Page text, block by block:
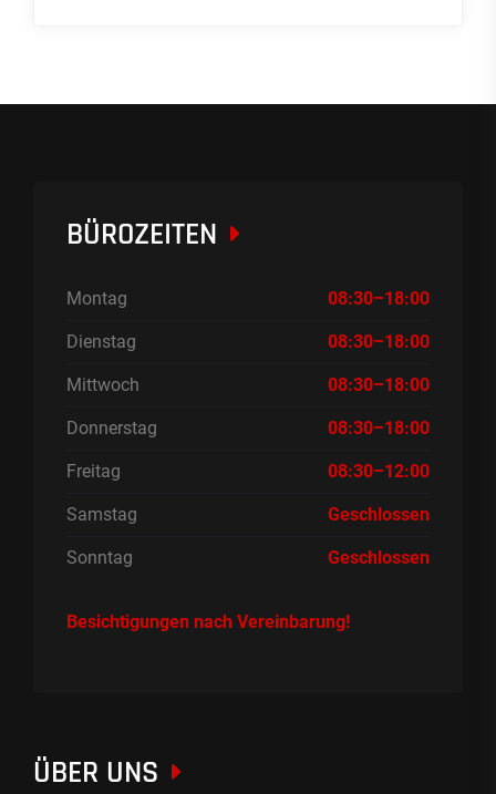
BÜROZEITEN
Montag 08:30–18:00
Dienstag 08:30–18:00
Mittwoch 08:30–18:00
Donnerstag 08:30–18:00
Freitag 08:30–12:00
Samstag Geschlossen
Sonntag Geschlossen
Besichtigungen nach Vereinbarung!
ÜBER UNS